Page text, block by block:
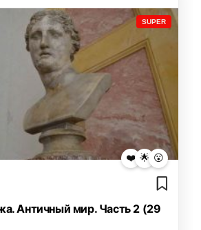
SUPER
❤️ 🌟 😮
Античный мир. Часть 2 (29